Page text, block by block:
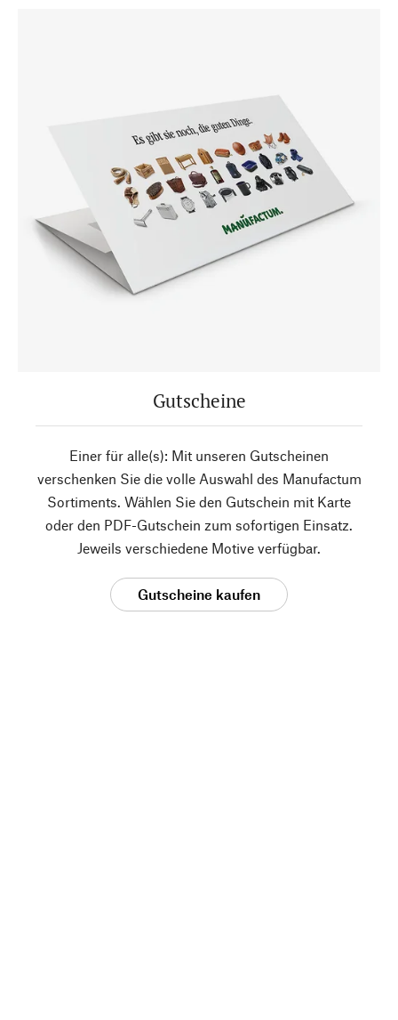
Gutscheine
Einer für alle(s): Mit unseren Gutscheinen
verschenken Sie die volle Auswahl des Manufactum
Sortiments. Wählen Sie den Gutschein mit Karte
oder den PDF-Gutschein zum sofortigen Einsatz.
Jeweils verschiedene Motive verfügbar.
Gutscheine kaufen